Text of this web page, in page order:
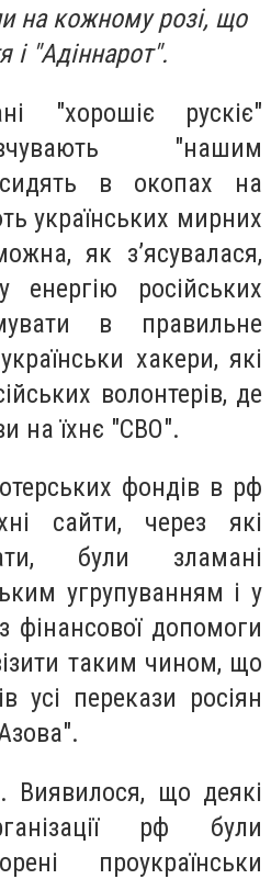
на кожному розі, що
і "Адіннарот".
"хорошіє рускіє"
"нашим
в окопах на
українських мирних
як з’ясувалася,
російських
в правильне
хакери, які
волонтерів, де
на їхнє "СВО".
фондів в рф
сайти, через які
були зламані
угрупуванням і у
фінансової допомоги
таким чином, що
усі перекази росіян
Виявилося, що деякі
рф були
проукраїнськи